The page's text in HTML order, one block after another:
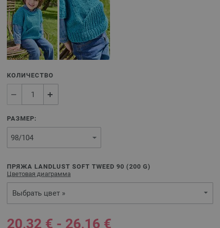
КОЛИЧЕСТВО
РАЗМЕР:
ПРЯЖА LANDLUST SOFT TWEED 90 (200 G)
Цветовая диаграмма
Выбрать цвет »
20,32 € - 26,16 €